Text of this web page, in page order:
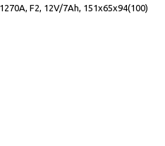
F2, 12V/7Ah, 151х65х94(100)